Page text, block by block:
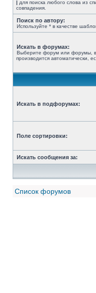
| для поиска любого слова из
совпадения.
Поиск по автору:
Используйте * в качестве
Искать в форумах:
Выберите форум или форумы, в
производится автоматически,
Искать в подфорумах:
Поле сортировки:
Искать сообщения за:
Список форумов